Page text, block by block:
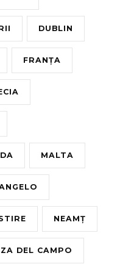
DUBLIN
FRANȚA
MALTA
NEAMȚ
DEL CAMPO